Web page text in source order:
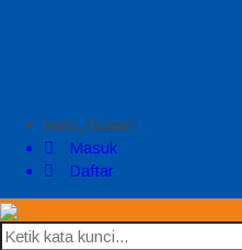
Halo, Guest!
Masuk
Daftar